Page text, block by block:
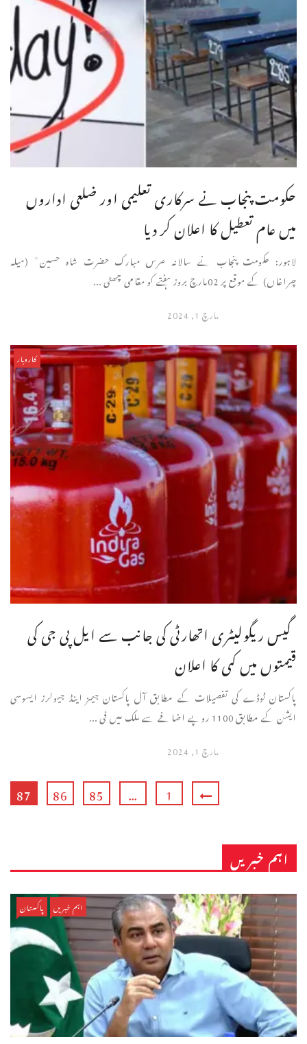
حکومت پنجاب نے سرکاری تعلیمی اور ضلعی اداروں
میں عام تعطیل کا اعلان کر دیا
لاہور: حکومت پنجاب نے سالانہ عرس مبارک حضرت شاہ حسین ؒ (میلہ
چراغاں) کے موقع پر 02مارچ بروز ہفتے کو مقامی چھٹی ...
مارچ 1, 2024
کاروبار
گیس ریگولیٹری اتھارٹی کی جانب سے ایل پی جی کی
قیمتوں میں کمی کا اعلان
پاکستان ٹوڈے کی تفصیلات کے مطابق آل پاکستان جیمز اینڈ جیولرز ایسوسی
ایشن کے مطابق 1100 روپے اضافے سے ملک میں فی ...
مارچ 1, 2024
1
…
85
86
87
اہم خبریں
اہم خبریں پاکستان